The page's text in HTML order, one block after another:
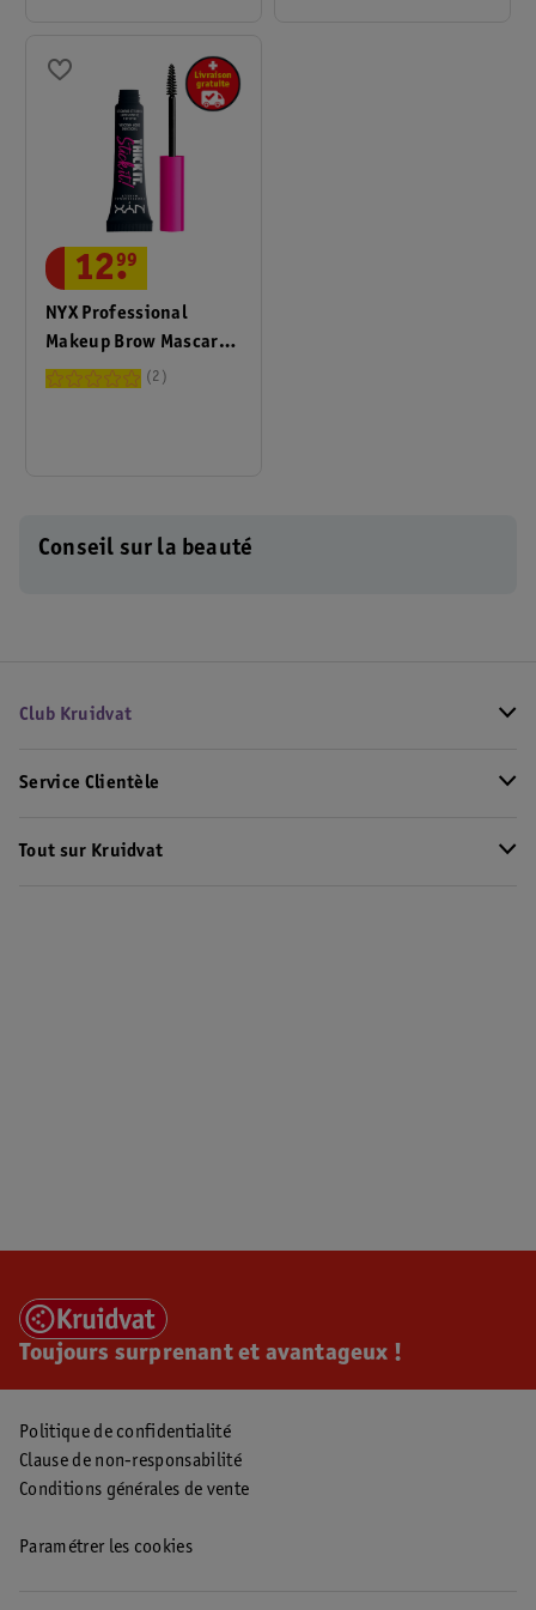
NYX Professional
Makeup Brow Mascara
Thick It. Stick It! Black
12.
99
2
Conseil sur la beauté
Club Kruidvat
Service Clientèle
Tout sur Kruidvat
Toujours surprenant et avantageux !
Politique de confidentialité
Clause de non-responsabilité
Conditions générales de vente
Paramétrer les cookies